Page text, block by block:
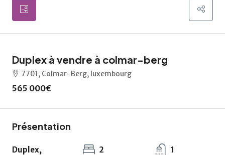
Duplex à vendre à colmar-berg
7701, Colmar-Berg, luxembourg
565 000€
Présentation
Duplex,
2
1